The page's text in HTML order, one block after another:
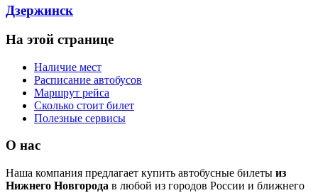
Дзержинск
На этой странице
Наличие мест
Расписание автобусов
Маршрут рейса
Сколько стоит билет
Полезные сервисы
О нас
Наша компания предлагает купить автобусные билеты из
Нижнего Новгорода в любой из городов России и ближнего